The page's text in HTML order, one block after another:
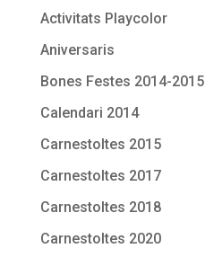
Activitats Playcolor
Aniversaris
Bones Festes 2014-2015
Calendari 2014
Carnestoltes 2015
Carnestoltes 2017
Carnestoltes 2018
Carnestoltes 2020